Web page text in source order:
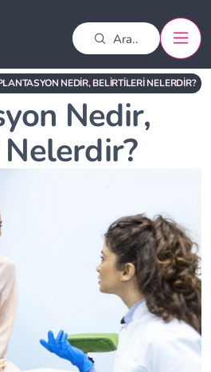
NEDIR, BELIRTILERI NELERDIR?
Nedir,